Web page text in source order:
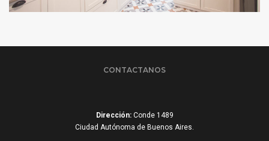
CONTACTANOS
Dirección:Conde 1489
Ciudad Autónoma de Buenos Aires.